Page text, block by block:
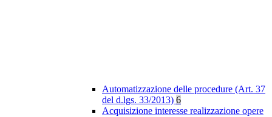
Automatizzazione delle procedure (Art. 37
del d.lgs. 33/2013) 6
Acquisizione interesse realizzazione opere